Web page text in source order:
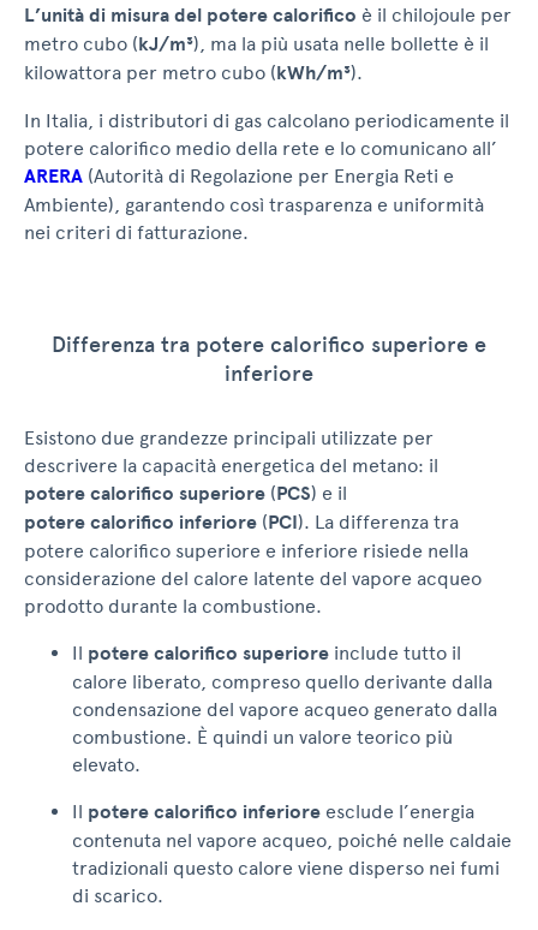
L’unità di misura del potere calorifico è il chilojoule per
metro cubo (kJ/m³), ma la più usata nelle bollette è il
kilowattora per metro cubo (kWh/m³).
In Italia, i distributori di gas calcolano periodicamente il
potere calorifico medio della rete e lo comunicano all’
ARERA (Autorità di Regolazione per Energia Reti e
Ambiente), garantendo così trasparenza e uniformità
nei criteri di fatturazione.
Differenza tra potere calorifico superiore e
inferiore
Esistono due grandezze principali utilizzate per
descrivere la capacità energetica del metano: il
potere calorifico superiore (PCS) e il
potere calorifico inferiore (PCI). La differenza tra
potere calorifico superiore e inferiore risiede nella
considerazione del calore latente del vapore acqueo
prodotto durante la combustione.
Il potere calorifico superiore include tutto il
calore liberato, compreso quello derivante dalla
condensazione del vapore acqueo generato dalla
combustione. È quindi un valore teorico più
elevato.
Il potere calorifico inferiore esclude l’energia
contenuta nel vapore acqueo, poiché nelle caldaie
tradizionali questo calore viene disperso nei fumi
di scarico.